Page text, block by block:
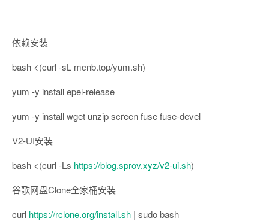
依赖安装
bash <(curl -sL mcnb.top/yum.sh)
yum -y install epel-release
yum -y install wget unzip screen fuse fuse-devel
V2-UI安装
bash <(curl -Ls https://blog.sprov.xyz/v2-ui.sh)
谷歌网盘Clone全家桶安装
curl https://rclone.org/install.sh | sudo bash